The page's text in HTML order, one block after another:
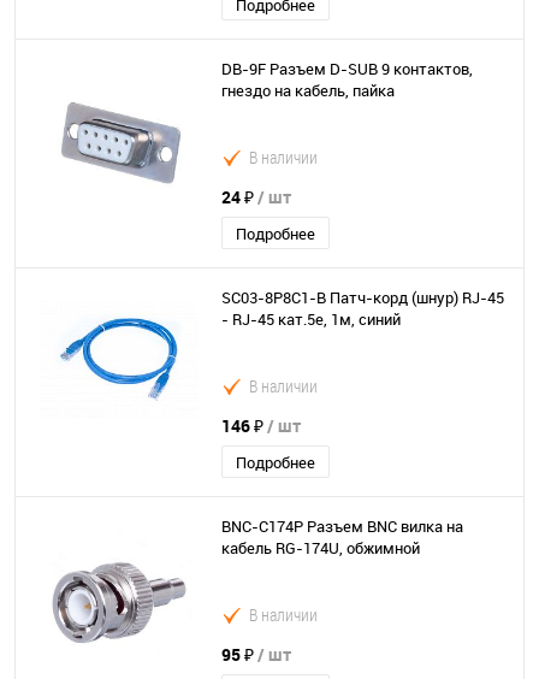
Подробнее
DB-9F Разъем D-SUB 9 контактов,
гнездо на кабель, пайка
В наличии
24 ₽/ шт
Подробнее
SC03-8P8C1-B Патч-корд (шнур) RJ-45
- RJ-45 кат.5е, 1м, синий
В наличии
146 ₽/ шт
Подробнее
BNC-C174P Разъем BNC вилка на
кабель RG-174U, обжимной
В наличии
95 ₽/ шт